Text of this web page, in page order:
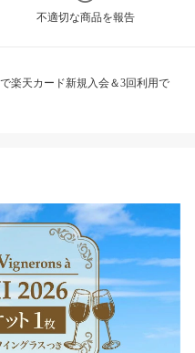
不適切な商品を報告
楽天カード新規入会＆3回利用で